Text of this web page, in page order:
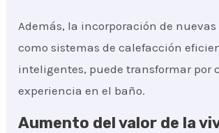
Además, la incorporación de
como sistemas de calefacción
inteligentes, puede transformar por
experiencia en el baño.
Aumento del valor de la